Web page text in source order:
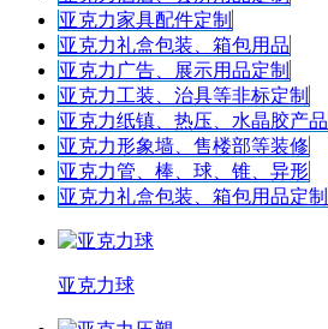
亚克力家具配件定制
亚克力礼盒包装、箱包用品
亚克力广告、展示用品定制
亚克力工装、治具等非标定制
亚克力纸镇、热压、水晶胶产品
亚克力形象墙、售楼部等装修
亚克力管、棒、球、锥、异形
亚克力礼盒包装、箱包用品定制
亚克力球